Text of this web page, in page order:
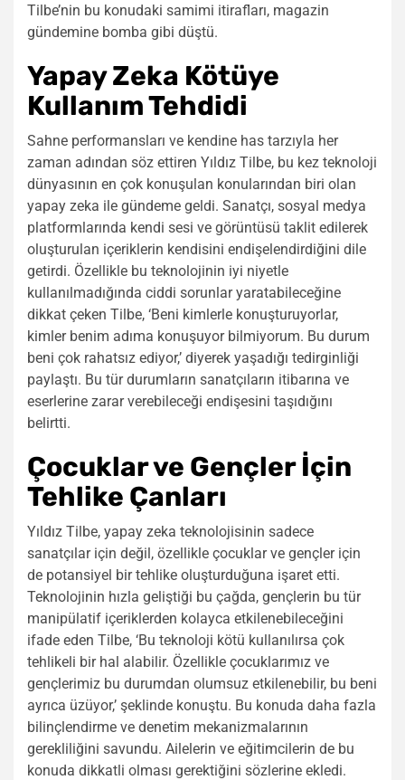
Tilbe’nin bu konudaki samimi itirafları, magazin
gündemine bomba gibi düştü.
Yapay Zeka Kötüye
Kullanım Tehdidi
Sahne performansları ve kendine has tarzıyla her
zaman adından söz ettiren Yıldız Tilbe, bu kez teknoloji
dünyasının en çok konuşulan konularından biri olan
yapay zeka ile gündeme geldi. Sanatçı, sosyal medya
platformlarında kendi sesi ve görüntüsü taklit edilerek
oluşturulan içeriklerin kendisini endişelendirdiğini dile
getirdi. Özellikle bu teknolojinin iyi niyetle
kullanılmadığında ciddi sorunlar yaratabileceğine
dikkat çeken Tilbe, ‘Beni kimlerle konuşturuyorlar,
kimler benim adıma konuşuyor bilmiyorum. Bu durum
beni çok rahatsız ediyor,’ diyerek yaşadığı tedirginliği
paylaştı. Bu tür durumların sanatçıların itibarına ve
eserlerine zarar verebileceği endişesini taşıdığını
belirtti.
Çocuklar ve Gençler İçin
Tehlike Çanları
Yıldız Tilbe, yapay zeka teknolojisinin sadece
sanatçılar için değil, özellikle çocuklar ve gençler için
de potansiyel bir tehlike oluşturduğuna işaret etti.
Teknolojinin hızla geliştiği bu çağda, gençlerin bu tür
manipülatif içeriklerden kolayca etkilenebileceğini
ifade eden Tilbe, ‘Bu teknoloji kötü kullanılırsa çok
tehlikeli bir hal alabilir. Özellikle çocuklarımız ve
gençlerimiz bu durumdan olumsuz etkilenebilir, bu beni
ayrıca üzüyor,’ şeklinde konuştu. Bu konuda daha fazla
bilinçlendirme ve denetim mekanizmalarının
gerekliliğini savundu. Ailelerin ve eğitimcilerin de bu
konuda dikkatli olması gerektiğini sözlerine ekledi.